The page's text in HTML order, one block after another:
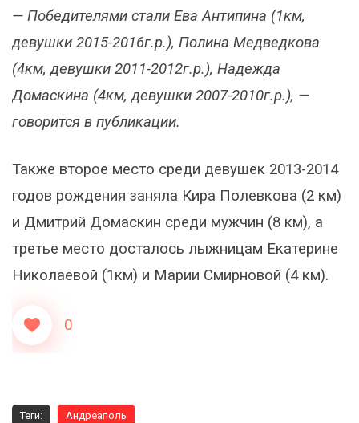
— Победителями стали Ева Антипина (1км,
девушки 2015-2016г.р.), Полина Медведкова
(4км, девушки 2011-2012г.р.), Надежда
Домаскина (4км, девушки 2007-2010г.р.), —
говорится в публикации.
Также второе место среди девушек 2013-2014
годов рождения заняла Кира Полевкова (2 км)
и Дмитрий Домаскин среди мужчин (8 км), а
третье место досталось лыжницам Екатерине
Николаевой (1км) и Марии Смирновой (4 км).
0
Теги: Андреаполь